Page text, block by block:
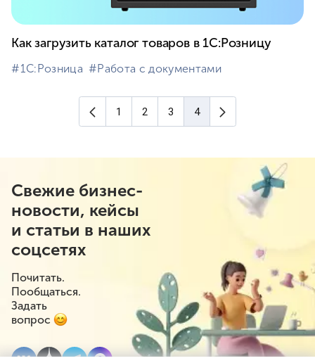
Как загрузить каталог товаров в 1С:Розницу
#⁣1С:Розница #⁣Работа с документами
Предыдущая страница
1 2 3 4
Свежие бизнес-
новости, кейсы
и статьи в наших
соцсетях
Почитать.
Пообщаться.
Задать
вопрос